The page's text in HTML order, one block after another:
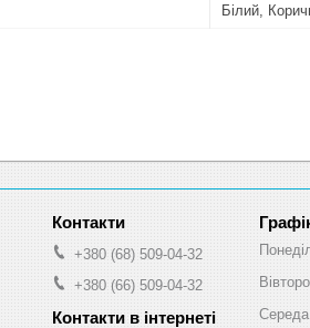
Білий,
+380 (68) 509-04-32
+380 (66) 509-04-32
Середа